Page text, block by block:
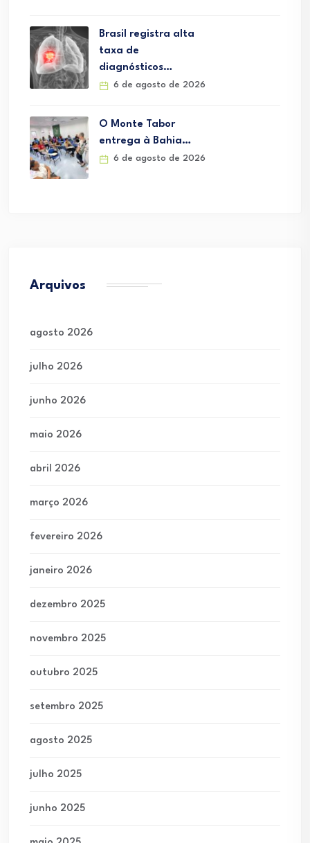
Brasil registra alta
taxa de
diagnósticos…
6 de agosto de 2026
O Monte Tabor
entrega à Bahia…
6 de agosto de 2026
Arquivos
agosto 2026
julho 2026
junho 2026
maio 2026
abril 2026
março 2026
fevereiro 2026
janeiro 2026
dezembro 2025
novembro 2025
outubro 2025
setembro 2025
agosto 2025
julho 2025
junho 2025